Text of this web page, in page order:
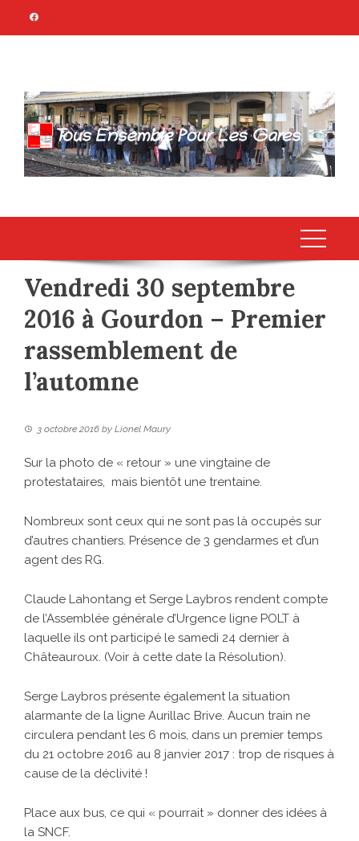
TOUS ENSEMBLE
POUR LES GARES
Association Citoyenne
Vendredi 30 septembre
2016 à Gourdon – Premier
rassemblement de
l’automne
3 octobre 2016 by Lionel Maury
Sur la photo de « retour » une vingtaine de
protestataires, mais bientôt une trentaine.
Nombreux sont ceux qui ne sont pas là occupés sur
d’autres chantiers. Présence de 3 gendarmes et d’un
agent des RG.
Claude Lahontang et Serge Laybros rendent compte
de l’Assemblée générale d’Urgence ligne POLT à
laquelle ils ont participé le samedi 24 dernier à
Châteauroux. (Voir à cette date la Résolution).
Serge Laybros présente également la situation
alarmante de la ligne Aurillac Brive. Aucun train ne
circulera pendant les 6 mois, dans un premier temps
du 21 octobre 2016 au 8 janvier 2017 : trop de risques à
cause de la déclivité !
Place aux bus, ce qui « pourrait » donner des idées à
la SNCF.